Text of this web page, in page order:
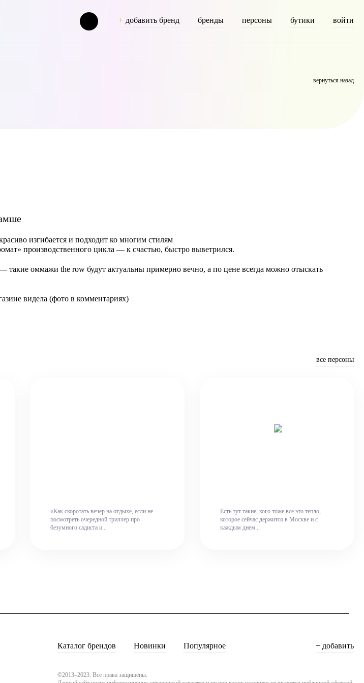
добавить бренд бренды персоны бутики войти
вернуться назад
изгибается и подходит ко многим стилям
производственного цикла — к счастью, быстро выветрился.
—такие оммажи the row будут актуальны примерно вечно, а по цене всегда можно отыскать
видела (фото в комментариях)
все персоны
«Как скоротать вечер на отдыхе, если не
посмотреть очередной триллер про
безумного садиста и...
Есть тут такие, кого тоже все это тепло,
которое сейчас держится в Москве и с
каждым днем...
Каталог брендов Новинки Популярное + добавить
©2013–2023. Все права защищены.